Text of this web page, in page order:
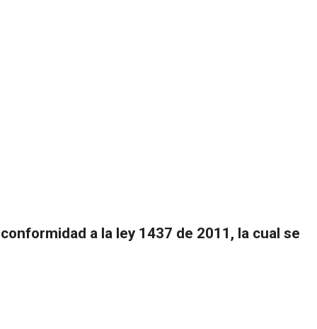
a la ley 1437 de 2011, la cual se